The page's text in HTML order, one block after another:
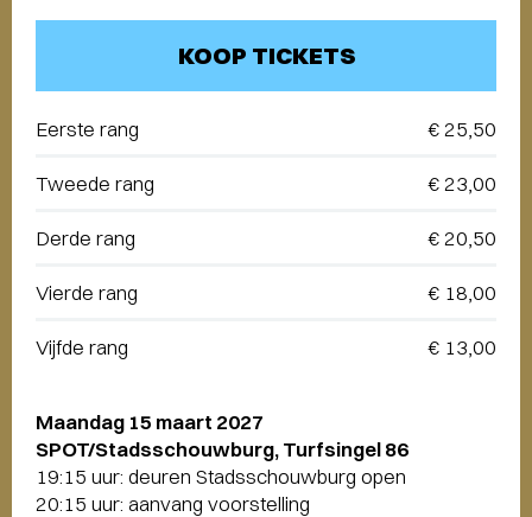
Maandag 15 maart 2027
SPOT/Stadsschouwburg, Turfsingel 86
19:15 uur: deuren Stadsschouwburg open
20:15 uur: aanvang voorstelling
KOOP TICKETS
Eerste rang € 25,50
Tweede rang € 23,00
Derde rang € 20,50
Vierde rang € 18,00
Vijfde rang € 13,00